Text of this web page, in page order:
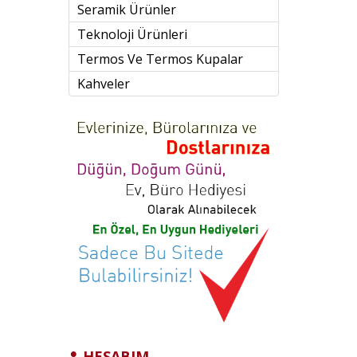
Seramik Ürünler
Teknoloji Ürünleri
Termos Ve Termos Kupalar
Kahveler